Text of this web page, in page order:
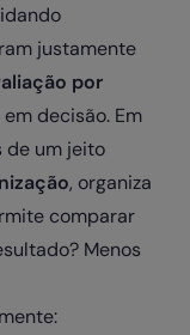
justamente
por
decisão. Em
de um jeito
, organiza
comparar
Menos